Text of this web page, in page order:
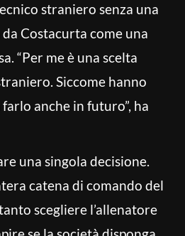
straniero senza una
Costacurta come una
“Per me è una scelta
Siccome hanno
anche in futuro”, ha
una singola decisione.
catena di comando del
scegliere l’allenatore